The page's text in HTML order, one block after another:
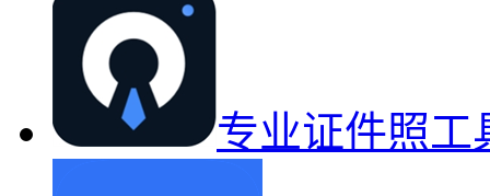
专业证件照工